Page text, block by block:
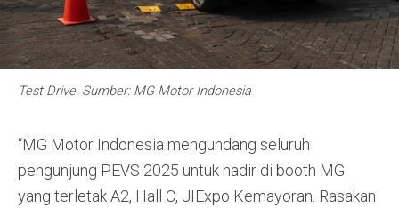
Test Drive. Sumber: MG Motor Indonesia
“MG Motor Indonesia mengundang seluruh
pengunjung PEVS 2025 untuk hadir di booth MG
yang terletak A2, Hall C, JIExpo Kemayoran. Rasakan